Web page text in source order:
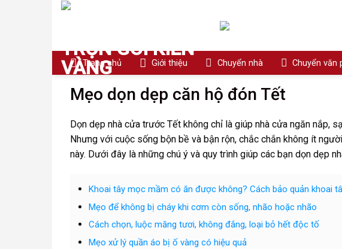
Skip
Trang chủ Giới thiệu Chuyển nhà Chuyển văn
Mẹo dọn dẹp căn hộ đón Tết
Dọn dẹp nhà cửa trước Tết không chỉ là giúp nhà cửa ngăn nắp,
Nhưng với cuộc sống bộn bề và bận rộn, chắc chắn không ít
này. Dưới đây là những chú ý và quy trình giúp các bạn dọn dẹp
Khoai tây mọc mầm có ăn được không? Cách bảo quản khoai
Mẹo để không bị cháy khi cơm còn sống, nhão hoặc nhão
Cách chọn, luộc măng tươi, không đắng, loại bỏ hết độc tố
Mẹo xử lý quần áo bị ố vàng có hiệu quả